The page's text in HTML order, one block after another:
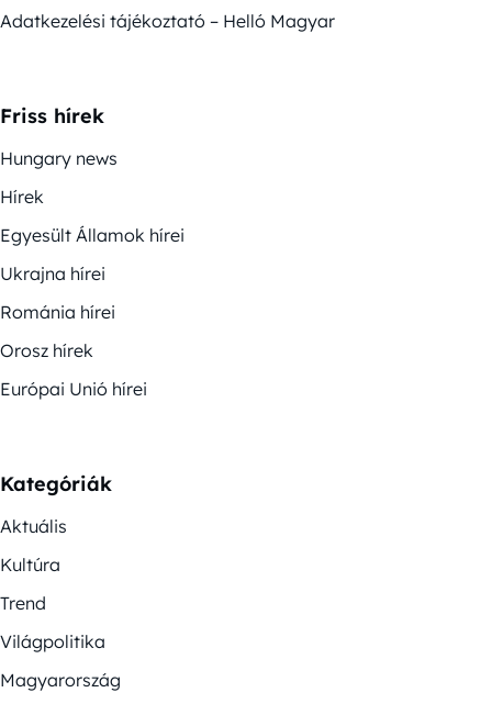
Adatkezelési tájékoztató – Helló Magyar
Friss hírek
Hungary news
Hírek
Egyesült Államok hírei
Ukrajna hírei
Románia hírei
Orosz hírek
Európai Unió hírei
Kategóriák
Aktuális
Kultúra
Trend
Világpolitika
Magyarország